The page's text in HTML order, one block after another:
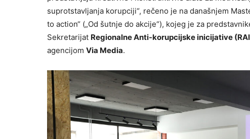
suprotstavljanja korupciji“, rečeno je na današnjem
to action“ („Od šutnje do akcije“), kojeg je za
Sekretarijat Regionalne Anti-korupcijske inicijative
agencijom Via Media.